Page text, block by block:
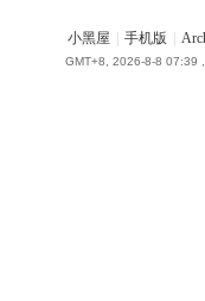
小黑屋 手机版
GMT+8, 2026-8-8 07:39